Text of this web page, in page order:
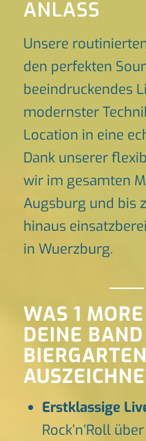
ANLASS
Unsere
den perfekten
beeindruckendes
modernster
Location in eine
Dank unserer
wir im gesamten
Augsburg und bis
hinaus
in Wuerzburg.
WAS 1
DEINE
Erstklassige
Rock’n’Roll